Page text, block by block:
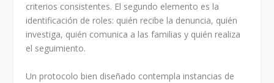
criterios consistentes. El segundo elemento es la
identificación de roles: quién recibe la denuncia, quién
investiga, quién comunica a las familias y quién realiza
el seguimiento.
Un protocolo bien diseñado contempla instancias de